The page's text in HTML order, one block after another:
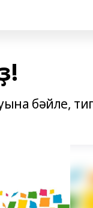
бәйле,